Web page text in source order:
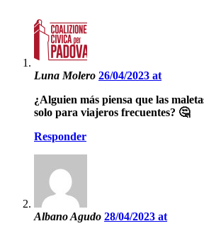
Luna Molero 26/04/2023 at
¿Alguien más piensa que las
solo para viajeros frecuentes? 🤔
Responder
Albano Agudo 28/04/2023 at